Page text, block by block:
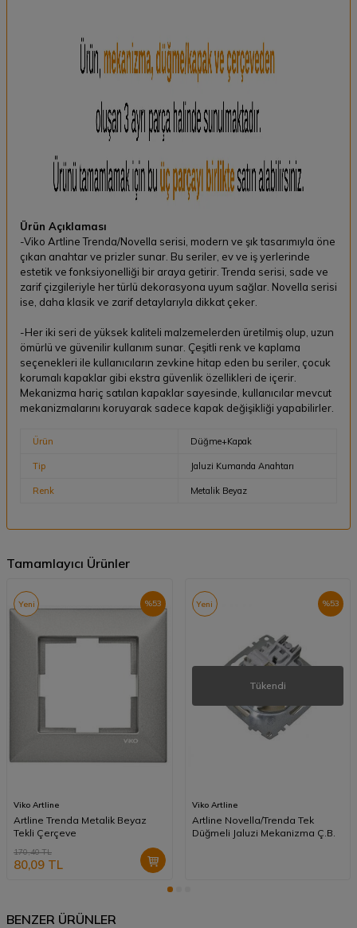
Ürün Açıklaması
-Viko Artline Trenda/Novella serisi, modern ve şık tasarımıyla öne
çıkan anahtar ve prizler sunar. Bu seriler, ev ve iş yerlerinde
estetik ve fonksiyonelliği bir araya getirir. Trenda serisi, sade ve
zarif çizgileriyle her türlü dekorasyona uyum sağlar. Novella serisi
ise, daha klasik ve zarif detaylarıyla dikkat çeker.
-Her iki seri de yüksek kaliteli malzemelerden üretilmiş olup, uzun
ömürlü ve güvenilir kullanım sunar. Çeşitli renk ve kaplama
seçenekleri ile kullanıcıların zevkine hitap eden bu seriler, çocuk
korumalı kapaklar gibi ekstra güvenlik özellikleri de içerir.
Mekanizma hariç satılan kapaklar sayesinde, kullanıcılar mevcut
mekanizmalarını koruyarak sadece kapak değişikliği yapabilirler.
Ürün Düğme+Kapak
Tip Jaluzi Kumanda Anahtarı
Renk Metalik Beyaz
Tamamlayıcı Ürünler
%53
Yeni
Viko Artline
Artline Trenda Metalik Beyaz
Tekli Çerçeve
170,40TL
80,09 TL
%53
Yeni
Tükendi
Viko Artline
​Artline Novella/Trenda Tek
Düğmeli Jaluzi Mekanizma Ç.B.
BENZER ÜRÜNLER